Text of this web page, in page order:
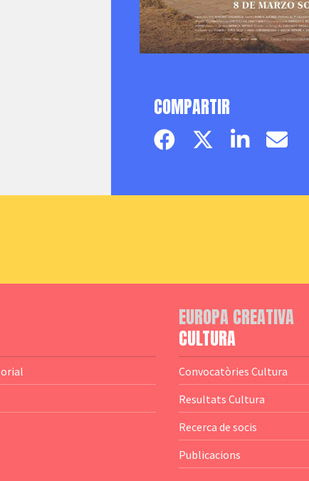
COMPARTIR
Facebook pageTwitter page
LinkedinEmail
EUROPA CREATIVA
CULTURA
Convocatòries Cultura
Resultats Cultura
Recerca de socis
Publicacions